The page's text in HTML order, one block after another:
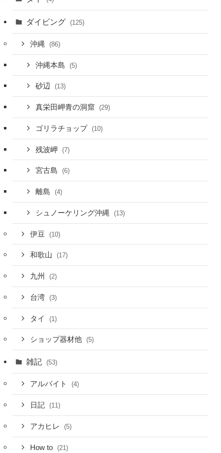
ダイビング (125)
沖縄 (86)
沖縄本島 (5)
砂辺 (13)
真栄田岬青の洞窟 (29)
ゴリラチョップ (10)
残波岬 (7)
宮古島 (6)
離島 (4)
シュノーケリング沖縄 (13)
伊豆 (10)
和歌山 (17)
九州 (2)
台湾 (3)
タイ (1)
ショップ器材他 (5)
雑記 (53)
アルバイト (4)
日記 (11)
アカヒレ (5)
How to (21)